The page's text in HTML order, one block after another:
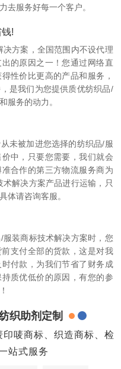
去服务好每一个客户。
!
方案，全国范围内不设代理
的原因之一！您通过网络直
性价比更高的产品和服务，
是我们为您提供质优纺织品/
服务的动力。
未被加进您选择的纺织品/服
中，只要您需要，我们就会
合作的第三方物流服务商为
解决方案产品进行运输，只
体请咨询客服。
装商标技术解决方案时，您
支付全部的货款，这是对我
付款，为我们节省了财务成
质优低价的原因，有您的参
织助剂定制
唛商标、织造商标、检
站式服务